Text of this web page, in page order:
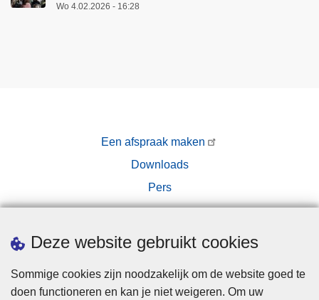
Deze website gebruikt cookies
Sommige cookies zijn noodzakelijk om de website goed te
doen functioneren en kan je niet weigeren. Om uw
Wo 4.02.2026 - 16:28
Een afspraak maken
Downloads
Pers